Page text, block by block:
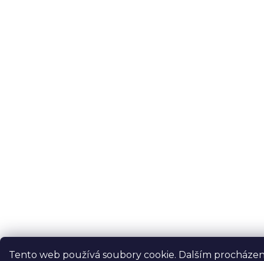
Tento web používá soubory cookie. Dalším